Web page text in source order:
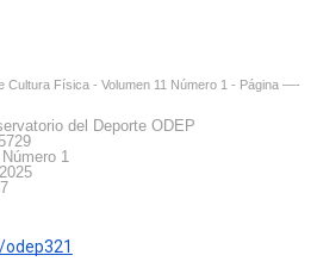
Cultura Física - Volumen 11 Número 1 - Página —-
del Deporte ODEP
1